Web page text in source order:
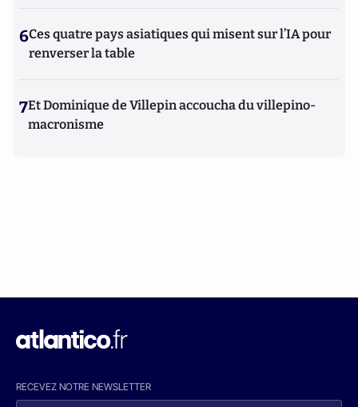
6Ces quatre pays asiatiques qui misent sur l’IA pour
renverser la table
7Et Dominique de Villepin accoucha du villepino-
macronisme
RECEVEZ NOTRE NEWSLETTER